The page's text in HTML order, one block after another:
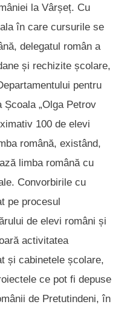
la Vârșeț. Cu
în care cursurile se
delegatul român a
și rechizite școlare,
pentru
Școala „Olga Petrov
100 de elevi
română, existând,
limba română cu
Convorbirile cu
pe procesul
de elevi români și
activitatea
și cabinetele școlare,
ce pot fi depuse
de Pretutindeni, în